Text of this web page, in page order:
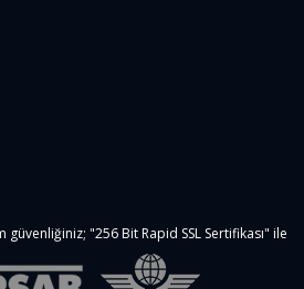
"256 Bit Rapid SSL Sertifikası" ile